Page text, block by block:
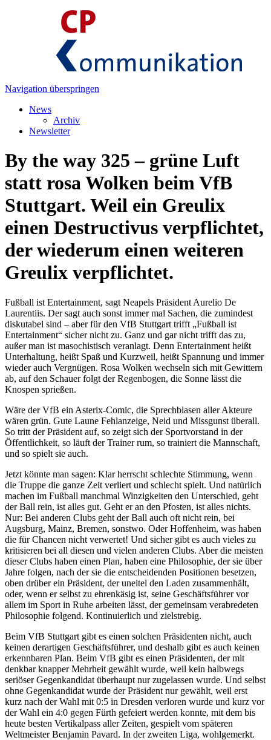
Navigation überspringen
News
Archiv
Newsletter
By the way 325 – grüne Luft
statt rosa Wolken beim VfB
Stuttgart. Weil ein Greulix
einen Destructivus verpflichtet,
der wiederum einen weiteren
Greulix verpflichtet.
Fußball ist Entertainment, sagt Neapels Präsident Aurelio De
Laurentiis. Der sagt auch sonst immer mal Sachen, die zumindest
diskutabel sind – aber für den VfB Stuttgart trifft „Fußball ist
Entertainment“ sicher nicht zu. Ganz und gar nicht trifft das zu,
außer man ist masochistisch veranlagt. Denn Entertainment heißt
Unterhaltung, heißt Spaß und Kurzweil, heißt Spannung und immer
wieder auch Vergnügen. Rosa Wolken wechseln sich mit Gewittern
ab, auf den Schauer folgt der Regenbogen, die Sonne lässt die
Knospen sprießen.
Wäre der VfB ein Asterix-Comic, die Sprechblasen aller Akteure
wären grün. Gute Laune Fehlanzeige, Neid und Missgunst überall.
So tritt der Präsident auf, so zeigt sich der Sportvorstand in der
Öffentlichkeit, so läuft der Trainer rum, so trainiert die Mannschaft,
und so spielt sie auch.
Jetzt könnte man sagen: Klar herrscht schlechte Stimmung, wenn
die Truppe die ganze Zeit verliert und schlecht spielt. Und natürlich
machen im Fußball manchmal Winzigkeiten den Unterschied, geht
der Ball rein, ist alles gut. Geht er an den Pfosten, ist alles nichts.
Nur: Bei anderen Clubs geht der Ball auch oft nicht rein, bei
Augsburg, Mainz, Bremen, sonstwo. Oder Hoffenheim, was haben
die für Chancen nicht verwertet! Und sicher gibt es auch vieles zu
kritisieren bei all diesen und vielen anderen Clubs. Aber die meisten
dieser Clubs haben einen Plan, haben eine Philosophie, der sie über
Jahre folgen, nach der sie die entscheidenden Positionen besetzen,
oben drüber ein Präsident, der uneitel den Laden zusammenhält,
oder, wenn er selbst zu ehrenkäsig ist, seine Geschäftsführer vor
allem im Sport in Ruhe arbeiten lässt, der gemeinsam verabredeten
Philosophie folgend. Kontinuierlich und zielstrebig.
Beim VfB Stuttgart gibt es einen solchen Präsidenten nicht, auch
keinen derartigen Geschäftsführer, und deshalb gibt es auch keinen
erkennbaren Plan. Beim VfB gibt es einen Präsidenten, der mit
denkbar knapper Mehrheit gewählt wurde, weil kein halbwegs
seriöser Gegenkandidat überhaupt nur zugelassen wurde. Und selbst
ohne Gegenkandidat wurde der Präsident nur gewählt, weil erst
kurz nach der Wahl mit 0:5 in Dresden verloren wurde und kurz vor
der Wahl ein 4:0 gegen Fürth gefeiert werden konnte, mit dem bis
heute besten Vertikalpass aller Zeiten, gespielt vom späteren
Weltmeister Benjamin Pavard. In der zweiten Liga, wohlgemerkt.